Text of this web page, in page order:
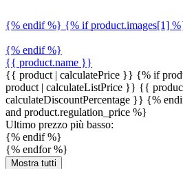
{% endif %} {% if product.images[1]
{% endif %}
{{ product.name }}
{{ product | calculatePrice }} {% if
product | calculateListPrice }} {{
calculateDiscountPercentage }} {%
and product.regulation_price %}
Ultimo prezzo più basso:
{% endif %}
{% endfor %}
Mostra tutti